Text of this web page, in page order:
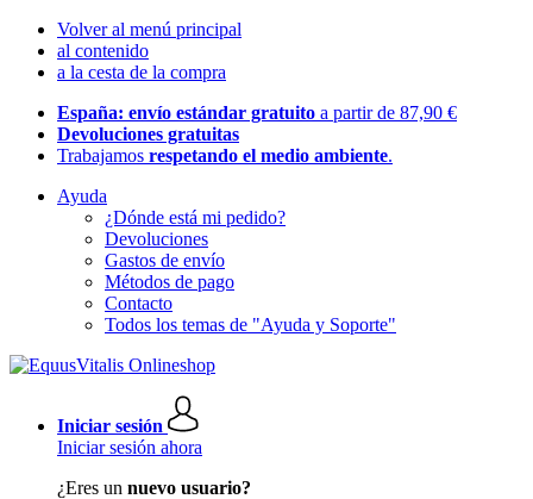
Volver al menú principal
al contenido
a la cesta de la compra
España: envío estándar gratuito a partir de 87,90 €
Devoluciones gratuitas
Trabajamos respetando el medio ambiente.
Ayuda
¿Dónde está mi pedido?
Devoluciones
Gastos de envío
Métodos de pago
Contacto
Todos los temas de "Ayuda y Soporte"
Iniciar sesión
Iniciar sesión ahora
¿Eres un nuevo usuario?